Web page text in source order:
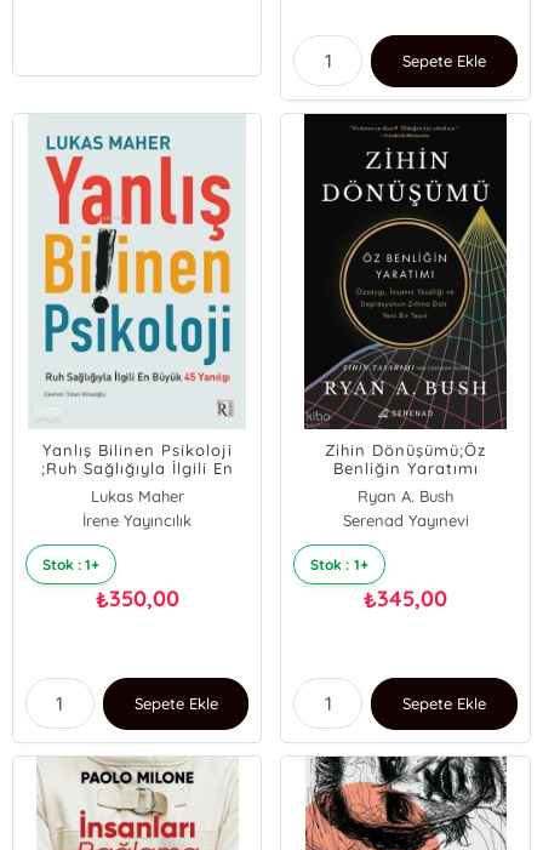
Sepete Ekle
Yanlış Bilinen Psikoloji
;Ruh Sağlığıyla İlgili En
Büyük 45 Yanılgı
Lukas Maher
İrene Yayıncılık
Stok : 1+
₺350,00
Sepete Ekle
Zihin Dönüşümü;Öz
Benliğin Yaratımı
Ryan A. Bush
Serenad Yayınevi
Stok : 1+
₺345,00
Sepete Ekle